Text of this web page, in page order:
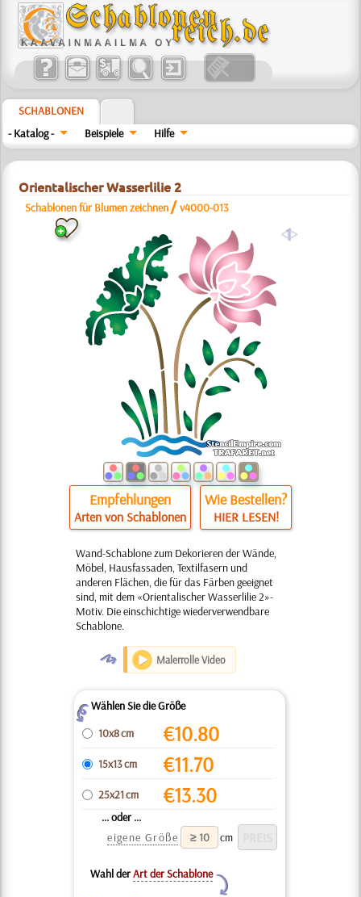
SCHABLONEN
- Katalog -
Beispiele Hilfe
Orientalischer Wasserlilie 2
Schablonen für Blumen zeichnen /v4000-013
a
Empfehlungen
Arten von Schablonen
Wie Bestellen?
HIER LESEN!
Wand-Schablone zum Dekorieren der Wände,
Möbel, Hausfassaden, Textilfasern und
anderen Flächen, die für das Färben geeignet
sind, mit dem «Orientalischer Wasserlilie 2»-
Motiv. Die einschichtige wiederverwendbare
Schablone.
O Malerrolle Video
ZWählen Sie die Größe
10x8 cm
€10.80
15x13 cm €11.70
25x21 cm €13.30
... oder ...
eigene Größe
cm
Wahl derArt der Schablone
Y